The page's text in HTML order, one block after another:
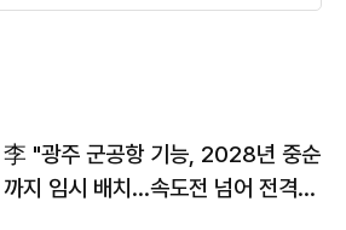
李 "광주 군공항 기능, 2028년 중순
까지 임시 배치…속도전 넘어 전격